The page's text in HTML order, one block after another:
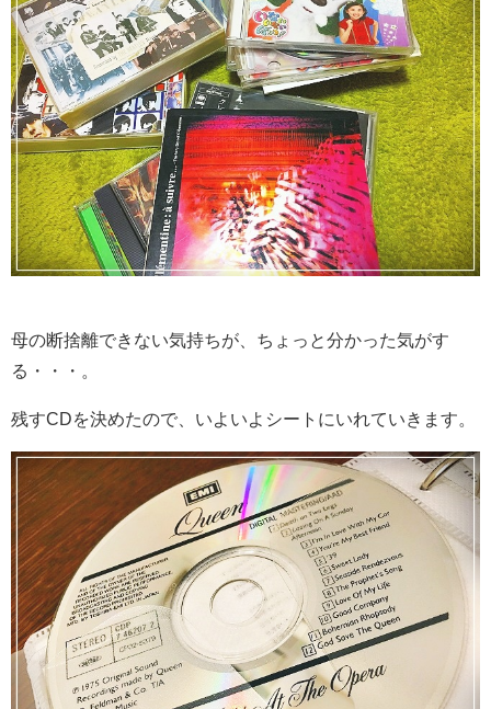
母の断捨離できない気持ちが、ちょっと分かった気がす
る・・・。
残すCDを決めたので、いよいよシートにいれていきます。